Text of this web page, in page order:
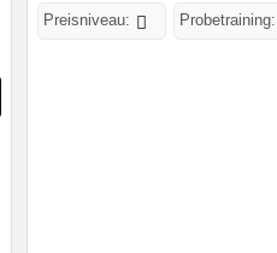
Preisniveau: Probetraining: